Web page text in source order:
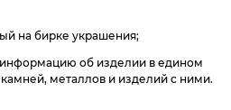
на бирке украшения;
об изделии в едином
металлов и изделий с ними.